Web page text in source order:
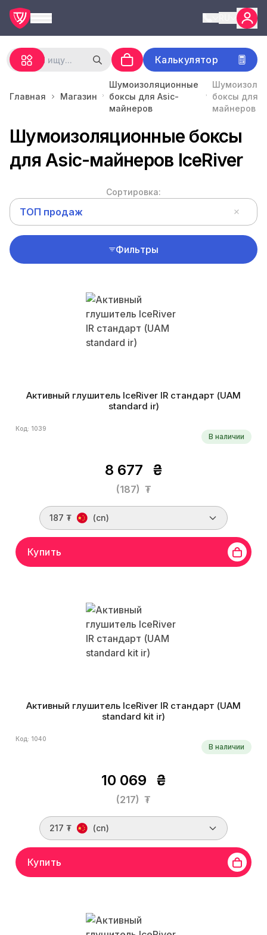
Калькулятор
Главная Магазин
Шумоизоляционные
боксы для Asic-
майнеров
боксы для
майнеров
Шумоизоляционные боксы
для Asic-майнеров IceRiver
Сортировка:
ТОП продаж
Фильтры
Активный глушитель IceRiver IR стандарт (UAM
standard ir)
Код: 1039
В наличии
8 677 ₴
(187) ₮
187 ₮ (cn)
Купить
Активный глушитель IceRiver IR стандарт (UAM
standard kit ir)
Код: 1040
В наличии
10 069 ₴
(217) ₮
217 ₮ (cn)
Купить